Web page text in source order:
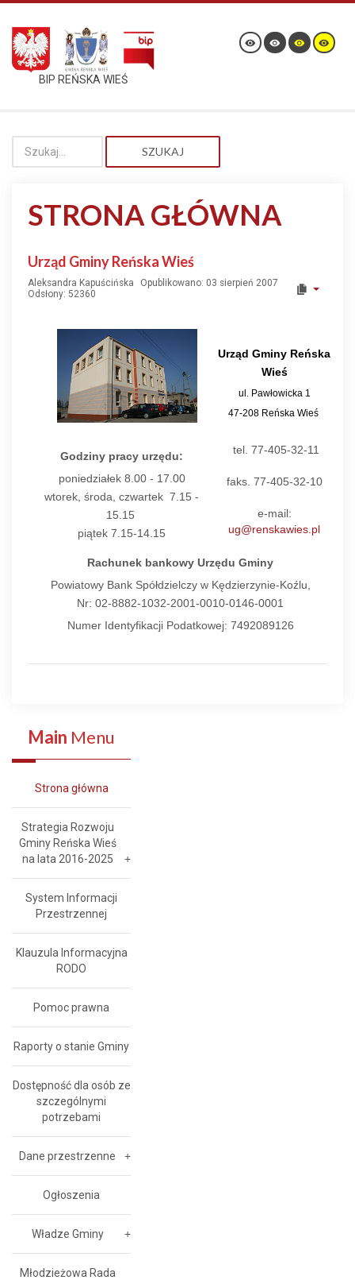
BIP REŃSKA WIEŚ
SZUKAJ
STRONA GŁÓWNA
Urząd Gminy Reńska Wieś
Aleksandra Kapuścińska
Opublikowano: 03 sierpień 2007
Odsłony: 52360
Urząd Gminy Reńska
Wieś
ul. Pawłowicka 1
47-208 Reńska Wieś
Godziny pracy urzędu:
poniedziałek 8.00 - 17.00
wtorek, środa, czwartek 7.15 -
15.15
piątek 7.15-14.15
tel. 77-405-32-11
faks. 77-405-32-10
e-mail:
ug@renskawies.pl
Rachunek bankowy Urzędu Gminy
Powiatowy Bank Spółdzielczy w Kędzierzynie-Koźlu,
Nr: 02-8882-1032-2001-0010-0146-0001
Numer Identyfikacji Podatkowej: 7492089126
Main Menu
Strona główna
Strategia Rozwoju
Gminy Reńska Wieś
na lata 2016-2025
System Informacji
Przestrzennej
Klauzula Informacyjna
RODO
Pomoc prawna
Raporty o stanie Gminy
Dostępność dla osób ze
szczególnymi
potrzebami
Dane przestrzenne
Ogłoszenia
Władze Gminy
Młodzieżowa Rada